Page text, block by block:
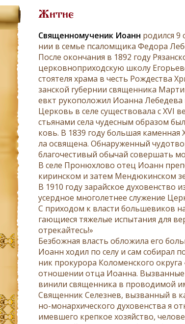
Житие
Свя­щен­но­му­че­ник Иоанн ро­дил­ся 9
нии в се­мье пса­лом­щи­ка Фе­до­ра
По­сле окон­ча­ния в 1892 го­ду
цер­ков­но­при­ход­скую шко­лу
сто­я­те­ля хра­ма в честь Рож­де­ства
зан­ской гу­бер­нии свя­щен­ни­ка
евкт ру­ко­по­ло­жил Иоан­на Ле­бе­де­ва
Цер­ковь в се­ле су­ще­ство­ва­ла с XVI
стья­на­ми се­ла чу­дес­ным об­ра­зом
ковь. В 1839 го­ду боль­шая
ла освя­ще­на. Об­на­ру­жен­ный
бла­го­че­сти­вый обы­чай со­вер­шать
В се­ле Про­ню­х­ло­во отец Иоанн
ки­рин­ском и за­тем Мен­дю­кин­ском
В 1910 го­ду за­рай­ское
усерд­ное мно­го­лет­нее слу­же­ние
С при­хо­дом к вла­сти боль­ше­ви­ков
га­ю­щи­е­ся тя­же­лые ис­пы­та­ния для
от­ре­кай­тесь!»
Без­бож­ная власть об­ло­жи­ла его
Иоанн хо­дил по се­лу и сам со­би­рал
ник про­ку­ро­ра Ко­ло­мен­ско­го
от­но­ше­нии от­ца Иоан­на.
ви­ни­ли свя­щен­ни­ка в про­во­ди­мой
Свя­щен­ник Се­лез­нев, вы­зван­ный в
но-мо­нар­хи­че­ско­го ду­хо­вен­ства я
имев­ше­го креп­кое хо­зяй­ство,